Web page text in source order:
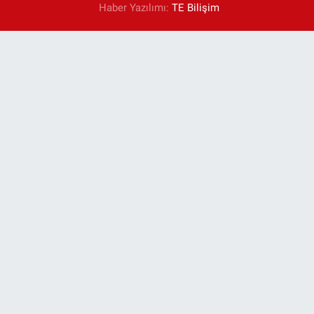
Haber Yazılımı:TE Bilişim